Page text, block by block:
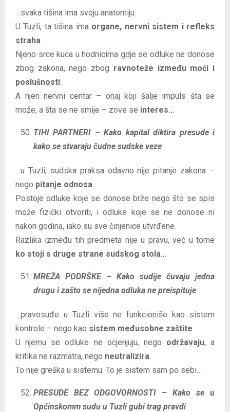
…svaka tišina ima svoju anatomiju.
U Tuzli, ta tišina ima organe, nervni sistem i refleks
straha.
Njeno srce kuca u hodnicima gdje se odluke ne donose
zbog zakona, nego zbog ravnoteže između moći i
poslušnosti.
A njen nervni centar – onaj koji šalje impuls šta se
može, a šta se ne smije – zove se interes…
TIHI PARTNERI – Kako kapital diktira presude i
kako se stvaraju čudne sudske veze
…u Tuzli, sudska praksa odavno nije pitanje zakona –
nego pitanje odnosa.
Postoje odluke koje se donose brže nego što se spis
može fizički otvoriti, i odluke koje se ne donose ni
nakon godina, iako su sve činjenice utvrđene.
Razlika između tih predmeta nije u pravu, već u tome
ko stoji s druge strane sudskog stola…
MREŽA PODRŠKE – Kako sudije čuvaju jedna
drugu i zašto se nijedna odluka ne preispituje
…pravosuđe u Tuzli više ne funkcioniše kao sistem
kontrole – nego kao sistem međusobne zaštite.
U njemu se odluke ne ocjenjuju, nego održavaju, a
kritika ne razmatra, nego neutralizira.
To nije greška u sistemu. To je sistem sam po sebi…
PRESUDE BEZ ODGOVORNOSTI – Kako se u
Općinskomm sudu u Tuzli gubi trag pravdi